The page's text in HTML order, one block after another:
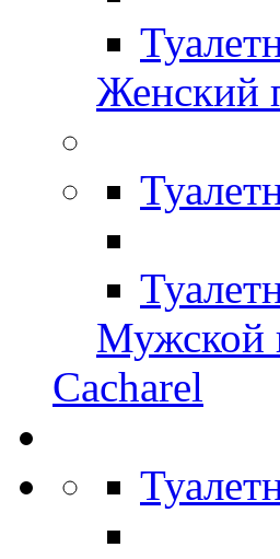
Женский
Мужской
Cacharel